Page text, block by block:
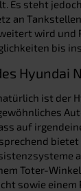
Es steht
an
wird und
bis ins
Hyundai
ist der
auf
Toter-
sowie einem